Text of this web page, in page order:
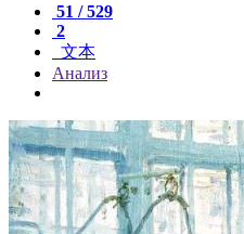
51 / 529
2
文本
Анализ